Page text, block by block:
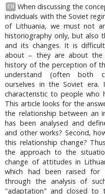
EN
When discussing the
individuals with the Soviet
of Lithuania, we must not
historiography only, but also
and its changes. It is
about – they are about the
history of the perception of
understand (often both
ourselves in the Soviet
characteristic to people who
This article looks for the
the relationship between an
has been analysed and
and other works? Second,
this relationship change?
the approach to the
change of attitudes in
which had been raised for
through the analysis of
"adaptation" and closed to